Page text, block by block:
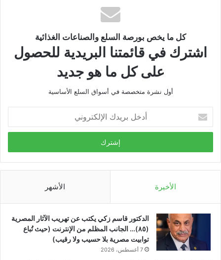
كل ما يخص بورصة السلع والصناعات الغذائية
اشترك في قائمتنا البريدية للحصول
على كل ما هو جديد
أول نشرة متخصصة في أسواق السلع الأساسية
بريدك
الإلكتروني
الأخيرة الأشهر
الدكتور قاسم زكي يكتب عن تهريب الآثار المصرية
(٨٥)… الجانب المظلم من الإنترنت (حيث تُباع
توابيت مصرية بلا حسيب ولا رقيب)
7 أغسطس، 2026